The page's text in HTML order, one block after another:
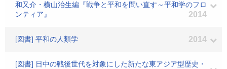
和又介・横山治生編『戦争と平和を問い直す～平和学のフロ
ンティア』
2014
[図書] 平和の人類学 2014
[図書] 日中の戦後世代を対象にした新たな東アジア型歴史・